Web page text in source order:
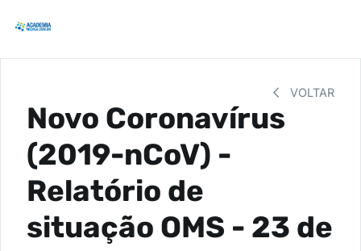
VOLTAR
Novo Coronavírus
(2019-nCoV) -
Relatório de
situação OMS - 23 de